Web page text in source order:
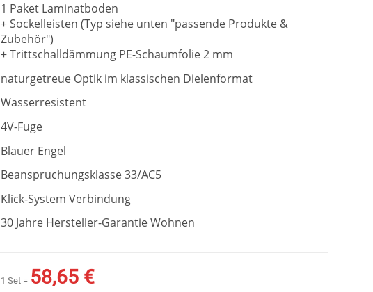
1 Paket Laminatboden
+ Sockelleisten (Typ siehe unten "passende Produkte &
Zubehör")
+ Trittschalldämmung PE-Schaumfolie 2 mm
naturgetreue Optik im klassischen Dielenformat
Wasserresistent
4V-Fuge
Blauer Engel
Beanspruchungsklasse 33/AC5
Klick-System Verbindung
30 Jahre Hersteller-Garantie Wohnen
1 Set = 58,65 €